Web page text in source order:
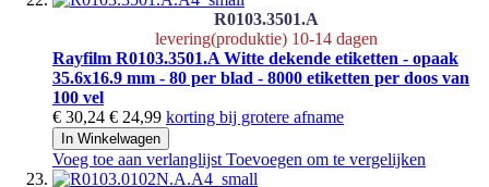
R0103.3501.A
levering(produktie) 10-14 dagen
Rayfilm R0103.3501.A Witte dekende etiketten - opaak
35.6x16.9 mm - 80 per blad - 8000 etiketten per doos van
100 vel
€ 30,24 € 24,99 korting bij grotere afname
In Winkelwagen
Voeg toe aan verlanglijst Toevoegen om te vergelijken